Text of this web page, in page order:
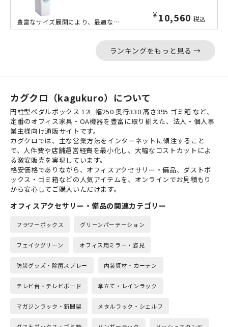
¥ 10,560 税込
豊富なサイズ展開により、最適なサイズをお選びいただける、容量65Lの分別ダストボ...
ランキングをもっと見る →
カグクロ（kagukuro）について
円柱型ペダルボックス 12L 幅250 奥行330 高さ395 ゴミ箱 など、
定番のオフィス家具・OA機器を豊富に取り揃えた、法人・個人事
業主様向け通販サイトです。
カグクロでは、主な営業方法をインターネットに傾注すること
で、人件費や店舗運営経費を最小化し、大幅なコストカットによ
る激安販売を実現しています。
格安価格でありながら、オフィスアクセサリー・備品、ダストボ
ックス・ゴミ箱などの人気アイテムを、オンラインでお見積もり
から安心してご購入いただけます。
オフィスアクセサリー・備品の関連カテゴリー
フラワーボックス グリーンパーテーション
フェイクグリーン オフィス用ミラー・姿見
防災グッズ・除菌スプレー 内装資材・カーテン
テレビ台・テレビボード 傘立て・レインラック
マガジンラック・新聞架 メタルラック・シェルフ